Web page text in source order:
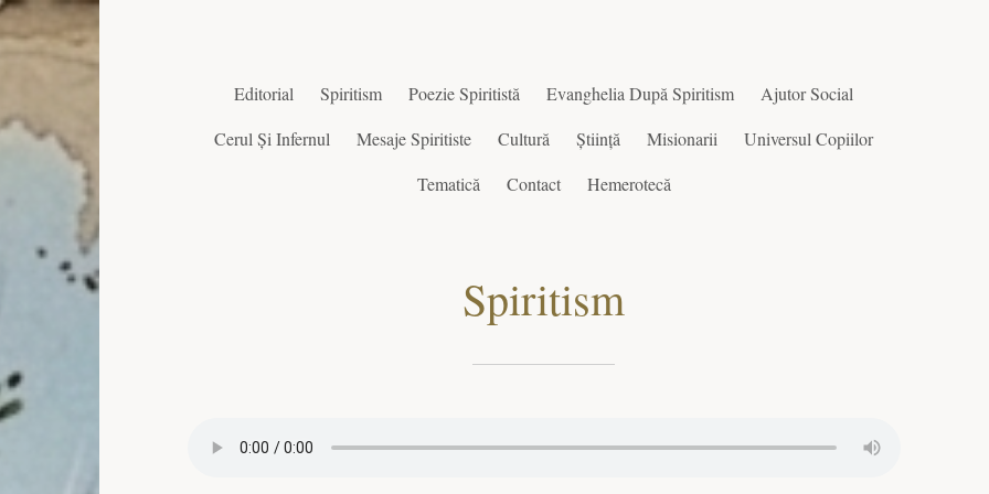
Editorial Spiritism Poezie Spiritistă Evanghelia După Spiritism
Ajutor Social
Cerul Și Infernul
Mesaje Spiritiste Cultură Știință Misionarii
Universul Copiilor
Tematică
Contact Hemerotecă
Spiritism